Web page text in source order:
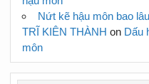
Nứt kẽ hậu môn bao
TRĨ KIÊN THÀNH on Dấu
môn